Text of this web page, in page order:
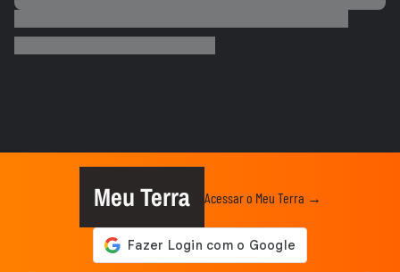
no carnaval em novo vídeo...
A Grande Rio perdeu ponto por fantasia
de Virginia? Veja o que...
Meu Terra Acessar o Meu Terra →